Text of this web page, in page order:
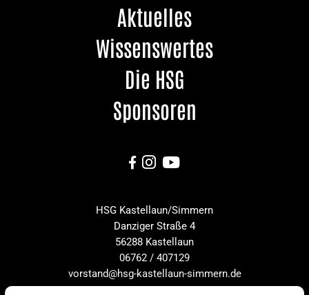
Aktuelles
Wissenswertes
Die HSG
Sponsoren
  
HSG Kastellaun/Simmern
Danziger Straße 4
56288 Kastellaun
06762 / 407129
vorstand@hsg-kastellaun-simmern.de